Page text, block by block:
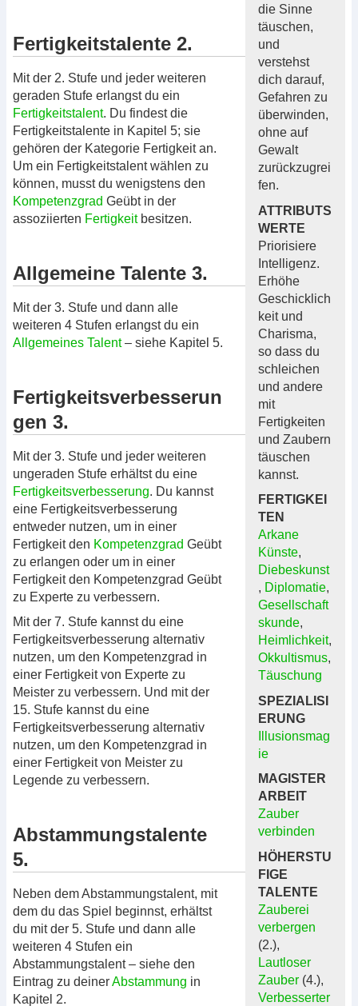
die Sinne
täuschen,
und
verstehst
dich darauf,
Gefahren zu
überwinden,
ohne auf
Gewalt
zurückzugrei
fen.
ATTRIBUTS
WERTE
Priorisiere
Intelligenz.
Erhöhe
Geschicklich
keit und
Charisma,
so dass du
schleichen
und andere
mit
Fertigkeiten
und Zaubern
täuschen
kannst.
FERTIGKEI
TEN
Arkane
Künste,
Diebeskunst
, Diplomatie,
Gesellschaft
skunde,
Heimlichkeit,
Okkultismus,
Täuschung
SPEZIALISI
ERUNG
Illusionsmag
ie
MAGISTER
ARBEIT
Zauber
verbinden
HÖHERSTU
FIGE
TALENTE
Zauberei
verbergen
(2.),
Lautloser
Zauber (4.),
Verbesserter
Fertigkeitstalente 2.
Mit der 2. Stufe und jeder weiteren
geraden Stufe erlangst du ein
Fertigkeitstalent. Du findest die
Fertigkeitstalente in Kapitel 5; sie
gehören der Kategorie Fertigkeit an.
Um ein Fertigkeitstalent wählen zu
können, musst du wenigstens den
Kompetenzgrad Geübt in der
assoziierten Fertigkeitbesitzen.
Allgemeine Talente 3.
Mit der 3. Stufe und dann alle
weiteren 4 Stufen erlangst du ein
Allgemeines Talent– siehe Kapitel 5.
Fertigkeitsverbesserun
gen 3.
Mit der 3. Stufe und jeder weiteren
ungeraden Stufe erhältst du eine
Fertigkeitsverbesserung. Du kannst
eine Fertigkeitsverbesserung
entweder nutzen, um in einer
Fertigkeit den Kompetenzgrad Geübt
zu erlangen oder um in einer
Fertigkeit den Kompetenzgrad Geübt
zu Experte zu verbessern.
Mit der 7. Stufe kannst du eine
Fertigkeitsverbesserung alternativ
nutzen, um den Kompetenzgrad in
einer Fertigkeit von Experte zu
Meister zu verbessern. Und mit der
15. Stufe kannst du eine
Fertigkeitsverbesserung alternativ
nutzen, um den Kompetenzgrad in
einer Fertigkeit von Meister zu
Legende zu verbessern.
Abstammungstalente
5.
Neben dem Abstammungstalent, mit
dem du das Spiel beginnst, erhältst
du mit der 5. Stufe und dann alle
weiteren 4 Stufen ein
Abstammungstalent – siehe den
Eintrag zu deinerAbstammung in
Kapitel 2.